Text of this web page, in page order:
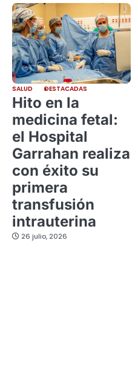
SALUD DESTACADAS
Hito en la
medicina fetal:
el Hospital
Garrahan realiza
con éxito su
primera
transfusión
intrauterina
26 julio, 2026